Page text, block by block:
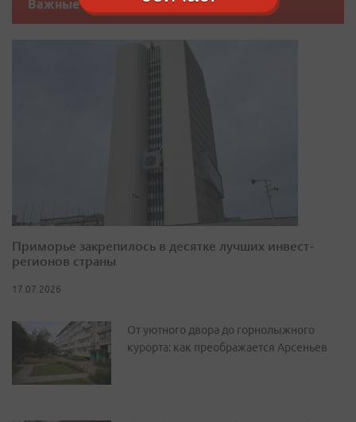
Важные новости
Приморье закрепилось в десятке лучших инвест-
регионов страны
17.07.2026
От уютного двора до горнолыжного
курорта: как преображается Арсеньев